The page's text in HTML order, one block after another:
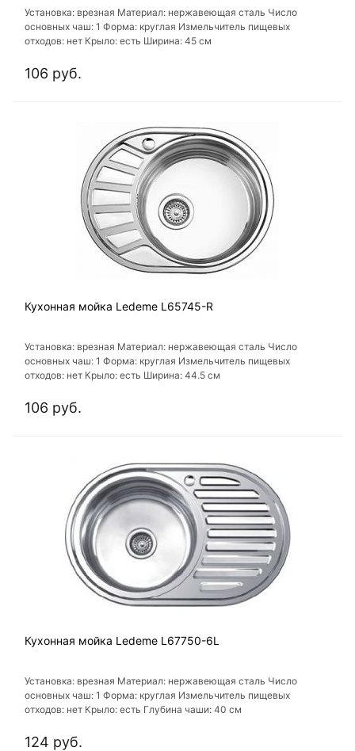
Установка: врезная Материал: нержавеющая сталь Число
основных чаш: 1 Форма: круглая Измельчитель пищевых
отходов: нет Крыло: есть Ширина: 45 см
106 руб.
Кухонная мойка Ledeme L65745-R
Установка: врезная Материал: нержавеющая сталь Число
основных чаш: 1 Форма: круглая Измельчитель пищевых
отходов: нет Крыло: есть Ширина: 44.5 см
106 руб.
Кухонная мойка Ledeme L67750-6L
Установка: врезная Материал: нержавеющая сталь Число
основных чаш: 1 Форма: круглая Измельчитель пищевых
отходов: нет Крыло: есть Глубина чаши: 40 см
124 руб.